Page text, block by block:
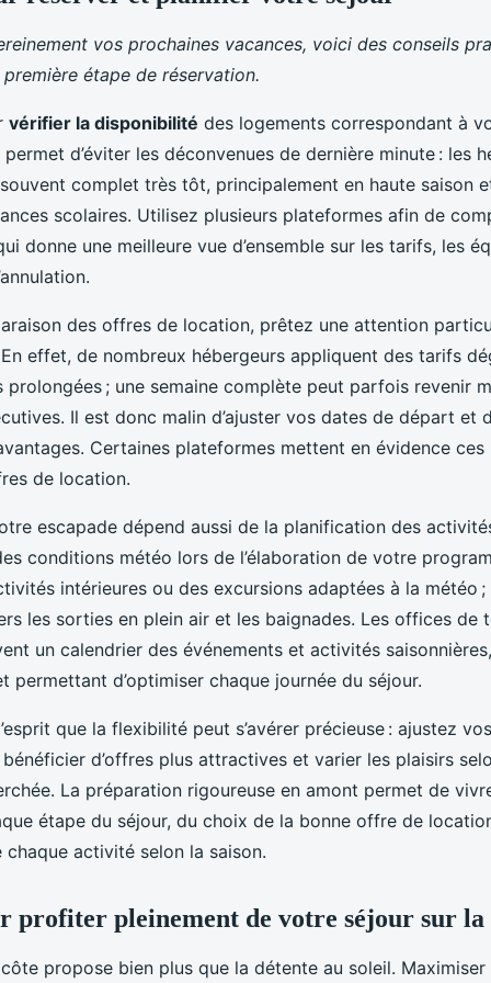
vos prochaines vacances, voici des conseils
étape de réservation.
vérifier la disponibilité des logements correspondant à
d’éviter les déconvenues de dernière minute : les
complet très tôt, principalement en haute saison
scolaires. Utilisez plusieurs plateformes afin de
donne une meilleure vue d’ensemble sur les tarifs, les
des offres de location, prêtez une attention
effet, de nombreux hébergeurs appliquent des tarifs
prolongées ; une semaine complète peut parfois revenir
Il est donc malin d’ajuster vos dates de départ et
Certaines plateformes mettent en évidence
de location.
escapade dépend aussi de la planification des
conditions météo lors de l’élaboration de votre
intérieures ou des excursions adaptées à la météo ;
les sorties en plein air et les baignades. Les offices de
un calendrier des événements et activités
permettant d’optimiser chaque journée du séjour.
que la flexibilité peut s’avérer précieuse : ajustez
d’offres plus attractives et varier les plaisirs
La préparation rigoureuse en amont permet de
étape du séjour, du choix de la bonne offre de
chaque activité selon la saison.
profiter pleinement de votre séjour sur la
propose bien plus que la détente au soleil.